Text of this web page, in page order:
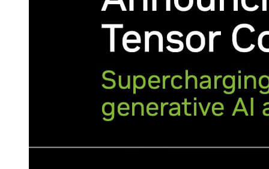
IPhone 15 Pro На Основе SoC A17 Pro Лишь
Немногим Быстрее IPhone 14 Pro На A16